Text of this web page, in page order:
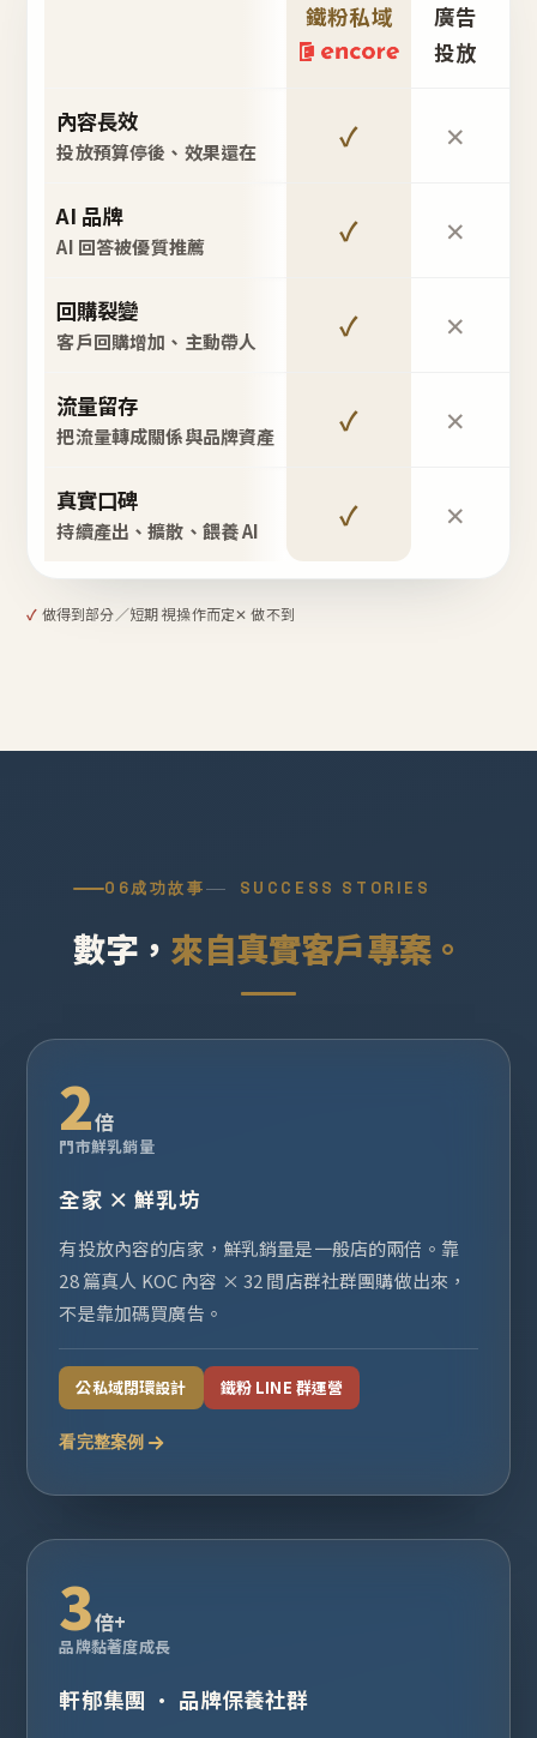
鐵粉私域
廣告
投放
內容長效
投放預算停後、效果還在 ✓ ✕
AI 品牌
AI 回答被優質推薦 ✓ ✕
回購裂變
客戶回購增加、主動帶人 ✓ ✕
流量留存
把流量轉成關係與品牌資產 ✓ ✕
真實口碑
持續產出、擴散、餵養 AI ✓ ✕
✓ 做得到部分／短期 視操作而定✕ 做不到
06成功故事 SUCCESS STORIES
數字， 來自真實客戶專案。
2倍
門市鮮乳銷量
全家 × 鮮乳坊
有投放內容的店家，鮮乳銷量是一般店的兩倍。靠
28 篇真人 KOC 內容 × 32 間店群社群團購做出來，
不是靠加碼買廣告。
公私域閉環設計 鐵粉 LINE 群運營
看完整案例
3倍+
品牌黏著度成長
軒郁集團 · 品牌保養社群